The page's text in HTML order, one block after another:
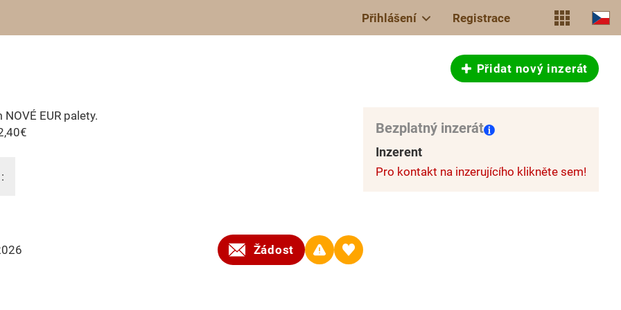
Přihlášení Registrace
Přidat nový inzerát
NOVÉ EUR palety.
Žádost
Bezplatný inzerát
Inzerent
Pro kontakt na inzerujícího klikněte sem!